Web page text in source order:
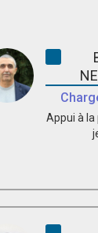
Appui à